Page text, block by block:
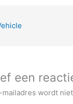
een
mailadres wordt